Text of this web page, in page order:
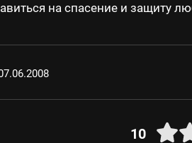
на спасение и защиту
10